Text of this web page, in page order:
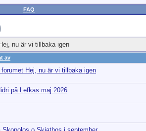
FAQ
nu är vi tillbaka igen
av
forumet Hej, nu är vi tillbaka igen
på Lefkas maj 2026